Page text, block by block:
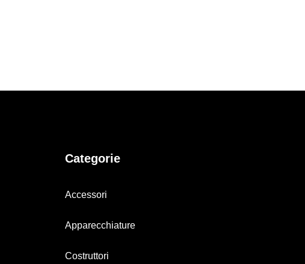
Categorie
Accessori
Apparecchiature
Costruttori